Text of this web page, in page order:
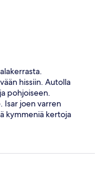
hissiin. Autolla
pohjoiseen.
Isar joen varren
kymmeniä kertoja
majoitu